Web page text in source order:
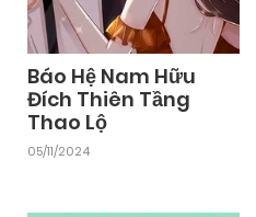
Báo Hệ Nam Hữu
Đích Thiên Tầng
Thao Lộ
05/11/2024